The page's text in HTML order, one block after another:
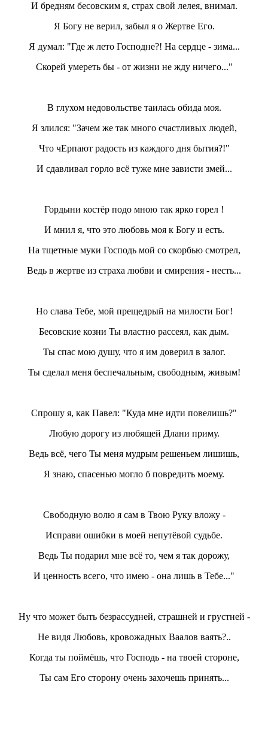
И бредням бесовским я, страх свой лелея, внимал.
Я Богу не верил, забыл я о Жертве Его.
Я думал: "Где ж лето Господне?! На сердце - зима...
Скорей умереть бы - от жизни не жду ничего..."
В глухом недовольстве таилась обида моя.
Я злился: "Зачем же так много счастливых людей,
Что чЕрпают радость из каждого дня бытия?!"
И сдавливал горло всё туже мне зависти змей...
Гордыни костёр подо мною так ярко горел !
И мнил я, что это любовь моя к Богу и есть.
На тщетные муки Господь мой со скорбью смотрел,
Ведь в жертве из страха любви и смирения - несть...
Но слава Тебе, мой прещедрый на милости Бог!
Бесовские козни Ты властно рассеял, как дым.
Ты спас мою душу, что я им доверил в залог.
Ты сделал меня беспечальным, свободным, живым!
Спрошу я, как Павел: "Куда мне идти повелишь?"
Любую дорогу из любящей Длани приму.
Ведь всё, чего Ты меня мудрым решеньем лишишь,
Я знаю, спасенью могло б повредить моему.
Свободную волю я сам в Твою Руку вложу -
Исправи ошибки в моей непутёвой судьбе.
Ведь Ты подарил мне всё то, чем я так дорожу,
И ценность всего, что имею - она лишь в Тебе..."
Ну что может быть безрассудней, страшней и грустней -
Не видя Любовь, кровожадных Ваалов ваять?..
Когда ты поймёшь, что Господь - на твоей стороне,
Ты сам Его сторону очень захочешь принять...